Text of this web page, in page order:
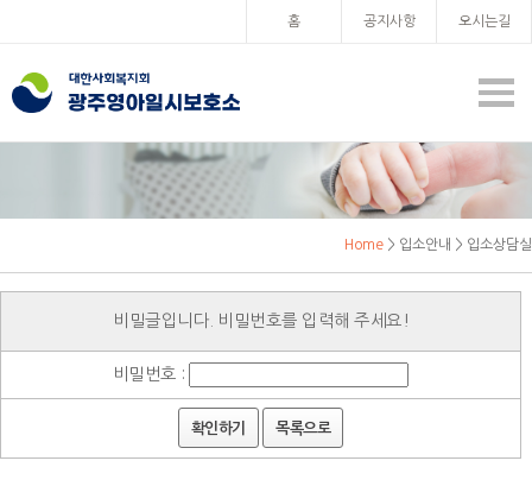
홈 공지사항 오시는길
Home > 입소안내 > 입소상담실
비밀글입니다. 비밀번호를 입력해 주세요!
비밀번호 :
확인하기 목록으로